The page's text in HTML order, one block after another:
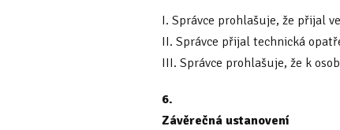
I. Správce prohlašuje, že přijal
II. Správce přijal technická
III. Správce prohlašuje, že k
6.
Závěrečná ustanovení